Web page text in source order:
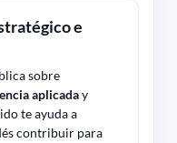
e
sobre
aplicaday
te ayuda a
contribuir para